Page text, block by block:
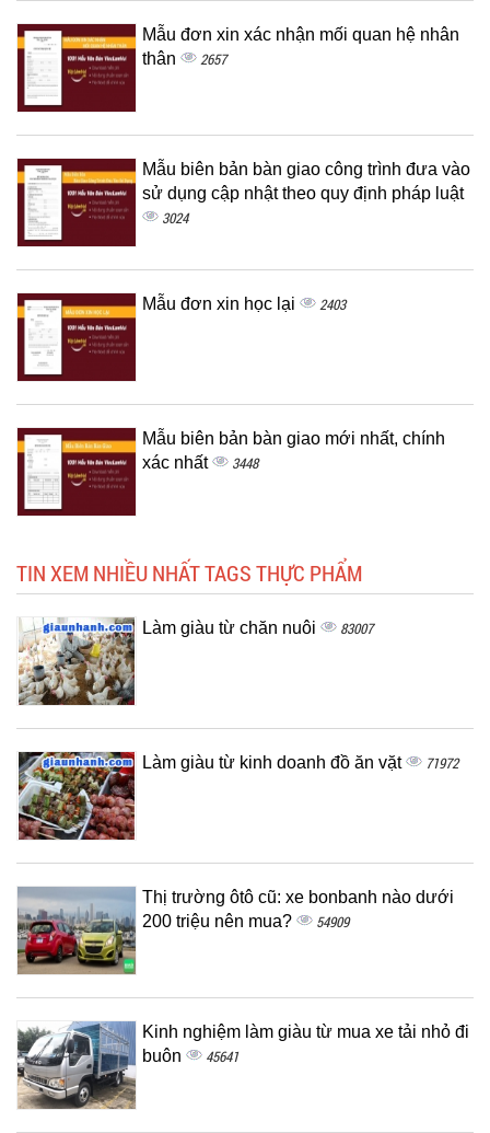
Mẫu đơn xin xác nhận mối quan hệ nhân
thân
2657
Mẫu biên bản bàn giao công trình đưa vào
sử dụng cập nhật theo quy định pháp luật
3024
Mẫu đơn xin học lại 2403
Mẫu biên bản bàn giao mới nhất, chính
xác nhất
3448
TIN XEM NHIỀU NHẤT TAGS THỰC PHẨM
Làm giàu từ chăn nuôi 83007
Làm giàu từ kinh doanh đồ ăn vặt 71972
Thị trường ôtô cũ: xe bonbanh nào dưới
200 triệu nên mua?
54909
Kinh nghiệm làm giàu từ mua xe tải nhỏ đi
buôn
45641